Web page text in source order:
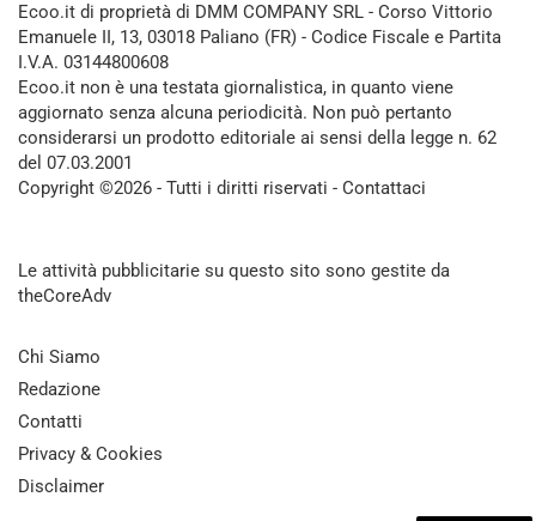
Ecoo.it di proprietà di DMM COMPANY SRL - Corso Vittorio
Emanuele II, 13, 03018 Paliano (FR) - Codice Fiscale e Partita
I.V.A. 03144800608
Ecoo.it non è una testata giornalistica, in quanto viene
aggiornato senza alcuna periodicità. Non può pertanto
considerarsi un prodotto editoriale ai sensi della legge n. 62
del 07.03.2001
Copyright ©2026 - Tutti i diritti riservati - Contattaci
Le attività pubblicitarie su questo sito sono gestite da
theCoreAdv
Chi Siamo
Redazione
Contatti
Privacy & Cookies
Disclaimer